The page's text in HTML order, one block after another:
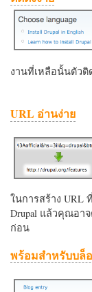
งานที่เหลือนั้นตัวติ
URL อ่านง่าย
ในการสร้าง URL
Drupal แล้วคุณอา
ก่อน
พร้อมสำหรับบล็